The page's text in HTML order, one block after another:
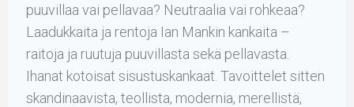
puuvillaa vai pellavaa? Neutraalia vai rohkeaa?
Laadukkaita ja rentoja Ian Mankin kankaita –
raitoja ja ruutuja puuvillasta sekä pellavasta.
Ihanat kotoisat sisustuskankaat. Tavoittelet sitten
skandinaavista, teollista, modernia, merellistä,